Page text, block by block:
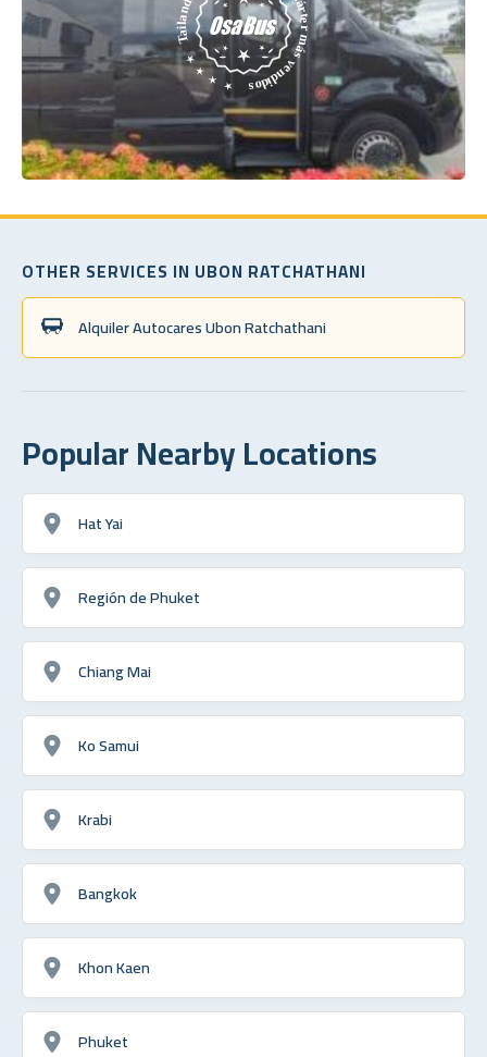
OTHER SERVICES IN UBON RATCHATHANI
Alquiler Autocares Ubon Ratchathani
Popular Nearby Locations
Hat Yai
Región de Phuket
Chiang Mai
Ko Samui
Krabi
Bangkok
Khon Kaen
Phuket